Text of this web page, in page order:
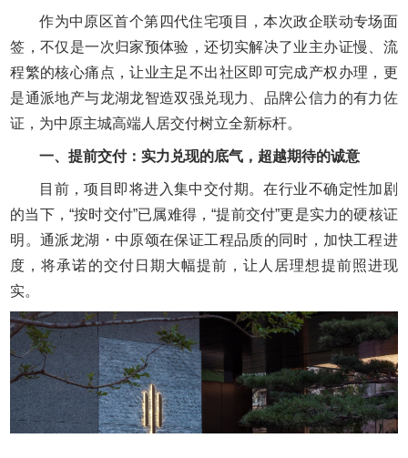
作为中原区首个第四代住宅项目，本次政企联动专场面
签，不仅是一次归家预体验，还切实解决了业主办证慢、流
程繁的核心痛点，让业主足不出社区即可完成产权办理，更
是通派地产与龙湖龙智造双强兑现力、品牌公信力的有力佐
证，为中原主城高端人居交付树立全新标杆。
一、提前交付：实力兑现的底气，超越期待的诚意
目前，项目即将进入集中交付期。在行业不确定性加剧
的当下，“按时交付”已属难得，“提前交付”更是实力的硬核证
明。通派龙湖・中原颂在保证工程品质的同时，加快工程进
度，将承诺的交付日期大幅提前，让人居理想提前照进现
实。